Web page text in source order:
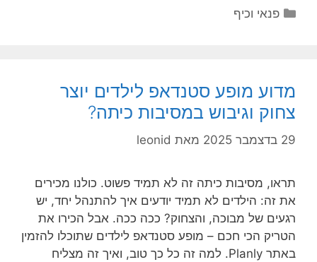
קטגוריות
פנאי וכיף
מדוע מופע סטנדאפ לילדים יוצר
צחוק וגיבוש במסיבות כיתה?
29 בדצמבר 2025 מאת leonid
תראו, מסיבות כיתה זה לא תמיד פשוט. כולנו מכירים
את זה: הילדים לא תמיד יודעים איך להתנהל יחד, יש
רגעים של מבוכה, והצחוק? ככה ככה. אבל הכירו את
הטריק הכי חכם – מופע סטנדאפ לילדים שתוכלו להזמין
באתר Planly. למה זה כל כך טוב, ואיך זה מצליח